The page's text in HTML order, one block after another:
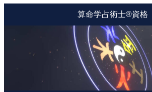
算命学占術士®資格